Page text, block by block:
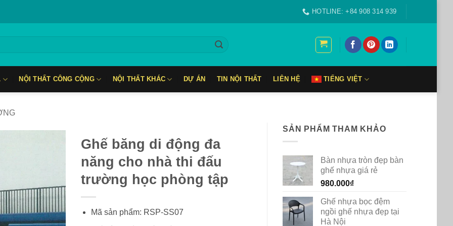
HOTLINE: +84 908 314 939
NỘI THẤT CÔNG CỘNG NỘI THẤT KHÁC DỰ ÁN TIN NỘI THẤT LIÊN HỆ TIẾNG VIỆT
SẢN PHẨM THAM KHẢO
Bàn nhựa tròn đẹp bàn
ghế nhựa giá rẻ
980.000₫
Ghế nhựa bọc đệm
ngồi ghế nhựa đẹp tại
Hà Nội
Ghế băng di động đa
năng cho nhà thi đấu
trường học phòng tập
Mã sản phẩm: RSP-SS07